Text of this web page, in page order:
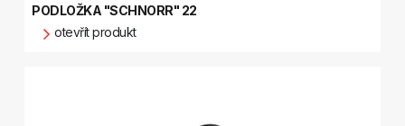
PODLOŽKA "SCHNORR" 22
otevřít produkt